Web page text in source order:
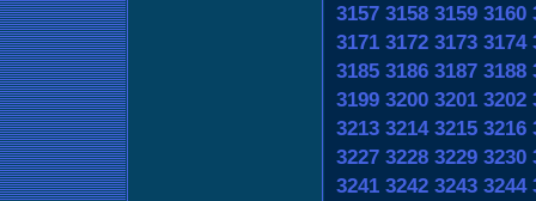
3157 3158 3159 3160
3171 3172 3173 3174
3185 3186 3187 3188
3199 3200 3201 3202
3213 3214 3215 3216
3227 3228 3229 3230
3241 3242 3243 3244